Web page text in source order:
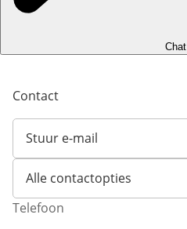
Chat
Contact
Stuur e-mail
Opent e-mailclient
Alle contactopties
Telefoon